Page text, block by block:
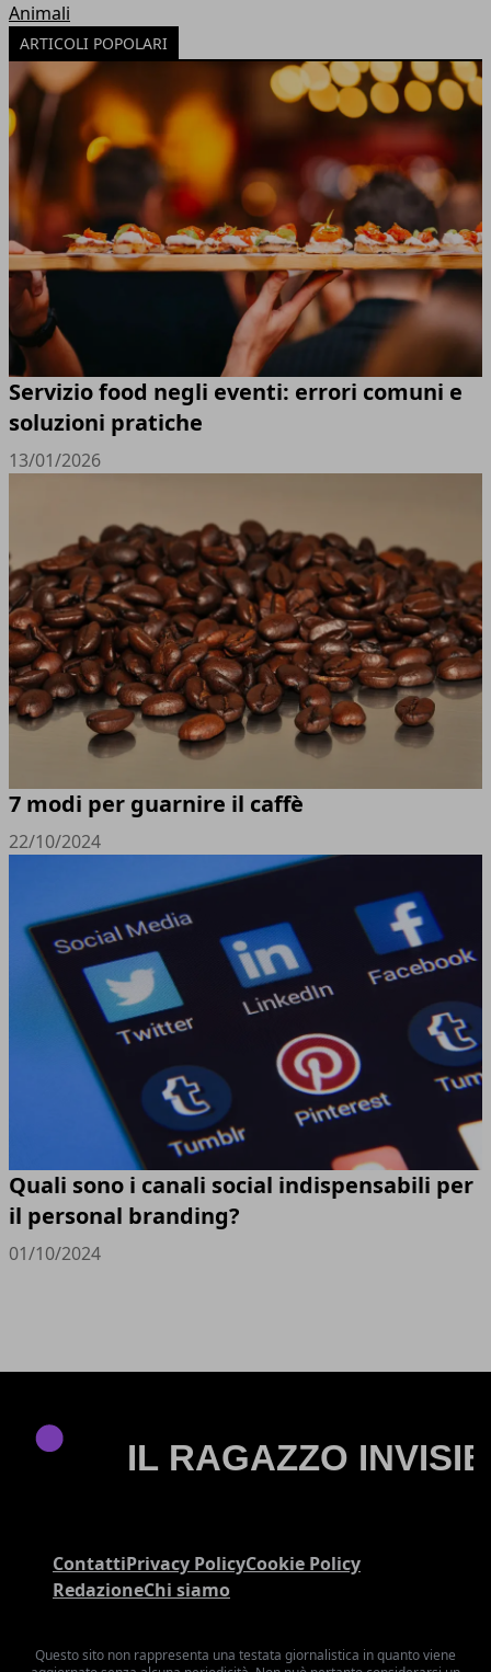
Animali
ARTICOLI POPOLARI
Servizio food negli eventi: errori comuni e
soluzioni pratiche
13/01/2026
7 modi per guarnire il caffè
22/10/2024
Quali sono i canali social indispensabili per
il personal branding?
01/10/2024
ContattiPrivacy PolicyCookie Policy
RedazioneChi siamo
Questo sito non rappresenta una testata giornalistica in quanto viene